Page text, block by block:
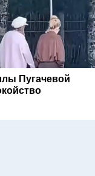
Пугачевой